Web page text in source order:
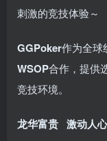
刺激的竞技体验～
GGPoker作为全球
WSOP合作，提供
竞技环境。
龙华富贵 激动人